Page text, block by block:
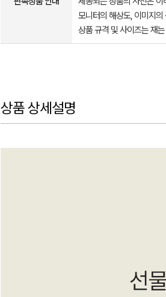
모니터의 해상도, 이미지
상품 규격 및 사이즈는 재
상품 상세설명